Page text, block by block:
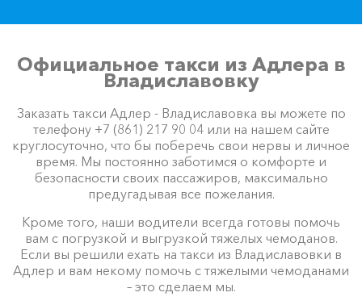
Официальное такси из Адлера в
Владиславовку
Заказать такси Адлер - Владиславовка вы можете по
телефону +7 (861) 217 90 04 или на нашем сайте
круглосуточно, что бы поберечь свои нервы и личное
время. Мы постоянно заботимся о комфорте и
безопасности своих пассажиров, максимально
предугадывая все пожелания.
Кроме того, наши водители всегда готовы помочь
вам с погрузкой и выгрузкой тяжелых чемоданов.
Если вы решили ехать на такси из Владиславовки в
Адлер и вам некому помочь с тяжелыми чемоданами
– это сделаем мы.